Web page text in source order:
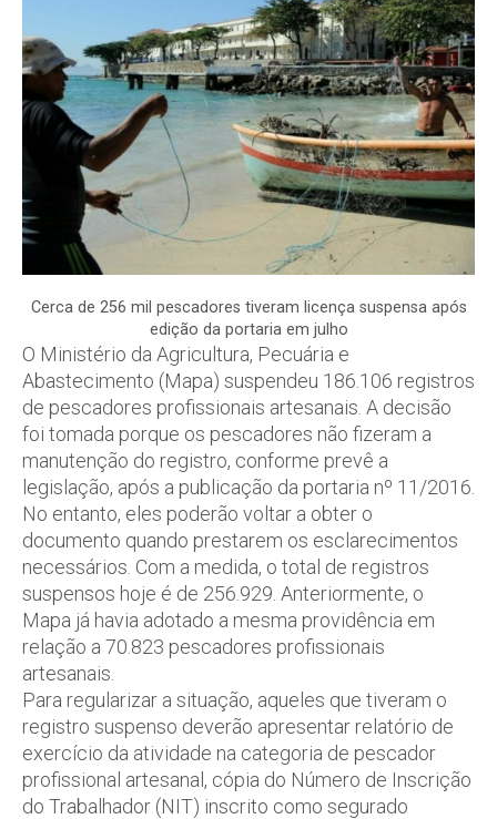
Cerca de 256 mil pescadores tiveram licença suspensa após
edição da portaria em julho
O Ministério da Agricultura, Pecuária e
Abastecimento (Mapa) suspendeu 186.106 registros
de pescadores profissionais artesanais. A decisão
foi tomada porque os pescadores não fizeram a
manutenção do registro, conforme prevê a
legislação, após a publicação da portaria nº 11/2016.
No entanto, eles poderão voltar a obter o
documento quando prestarem os esclarecimentos
necessários. Com a medida, o total de registros
suspensos hoje é de 256.929. Anteriormente, o
Mapa já havia adotado a mesma providência em
relação a 70.823 pescadores profissionais
artesanais.
Para regularizar a situação, aqueles que tiveram o
registro suspenso deverão apresentar relatório de
exercício da atividade na categoria de pescador
profissional artesanal, cópia do Número de Inscrição
do Trabalhador (NIT) inscrito como segurado